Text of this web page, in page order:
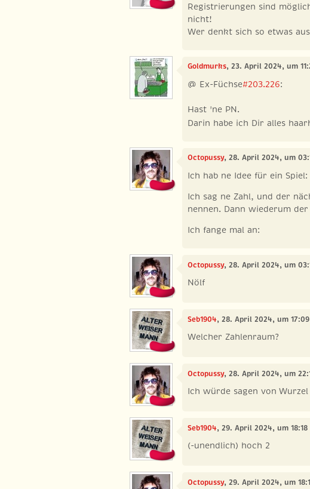
Registrierungen sind
nicht!
Wer denkt sich so etwas
Goldmurks, 23. April 2024, um
@ Ex-Füchse#203.226:
Hast 'ne PN.
Darin habe ich Dir alles
Octopussy, 28. April 2024, um
Ich hab ne Idee für ein Spiel:
Ich sag ne Zahl, und der
nennen. Dann wiederum
Ich fange mal an:
Octopussy, 28. April 2024, um
Nölf
Seb1904, 28. April 2024, um 17:09
Welcher Zahlenraum?
Octopussy, 28. April 2024, um
Ich würde sagen von
Seb1904, 29. April 2024, um 18:18
(-unendlich) hoch 2
Octopussy, 29. April 2024, um